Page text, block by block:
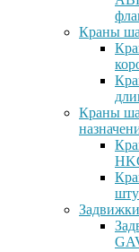
Краны
Краны